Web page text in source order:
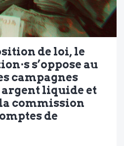
de loi, le
s’oppose au
campagnes
liquide et
commission
de